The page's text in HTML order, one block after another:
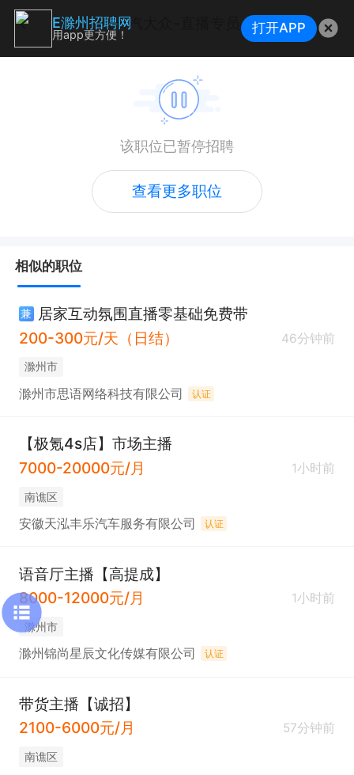
一汽大众-直播专员
该职位已暂停招聘
查看更多职位
相似的职位
兼 居家互动氛围直播零基础免费带
200-300元/天（日结）
46分钟前
滁州市
滁州市思语网络科技有限公司 认证
【极氪4s店】市场主播
7000-20000元/月
1小时前
南谯区
安徽天泓丰乐汽车服务有限公司 认证
语音厅主播【高提成】
8000-12000元/月
1小时前
滁州市
滁州锦尚星辰文化传媒有限公司 认证
带货主播【诚招】
2100-6000元/月
57分钟前
南谯区
E滁州招聘网
用app更方便！ 打开APP